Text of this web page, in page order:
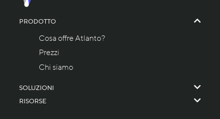
PRODOTTO
Cosa offre Atlanto?
Prezzi
Chi siamo
SOLUZIONI
RISORSE